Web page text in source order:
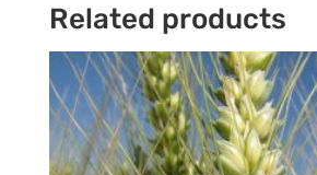
Related products